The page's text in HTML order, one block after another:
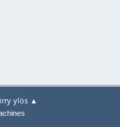
ylös ▲